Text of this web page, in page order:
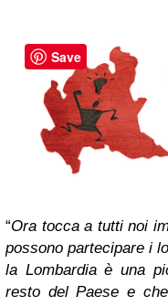
“Ora tocca a tutti noi
possono partecipare i
la Lombardia è una
resto del Paese e
Save